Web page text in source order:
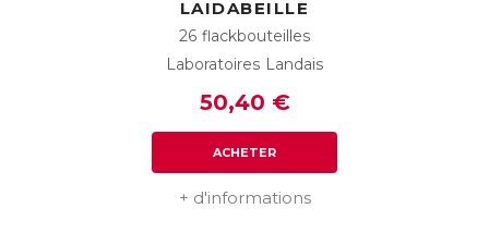
LAIDABEILLE
26 flackbouteilles
Laboratoires Landais
50,40 €
ACHETER
+ d'informations